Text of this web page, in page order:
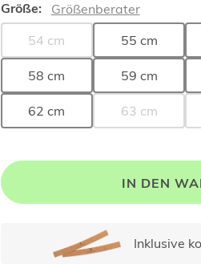
Größe:
Größenberater
54 cm
55 cm
58 cm 59 cm
62 cm 63 cm
IN DEN
Inklusive